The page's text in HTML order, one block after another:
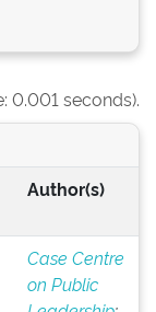
0.001 seconds).
Author(s)
Case Centre
on Public